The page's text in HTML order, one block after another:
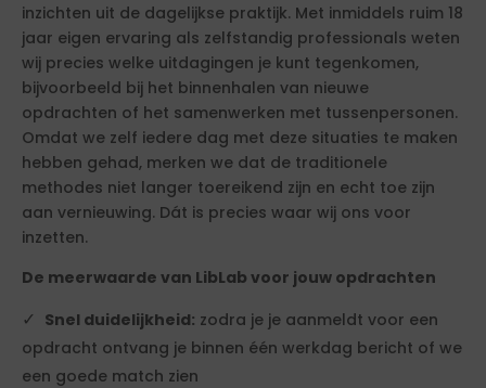
inzichten uit de dagelijkse praktijk. Met inmiddels ruim 18
jaar eigen ervaring als zelfstandig professionals weten
wij precies welke uitdagingen je kunt tegenkomen,
bijvoorbeeld bij het binnenhalen van nieuwe
opdrachten of het samenwerken met tussenpersonen.
Omdat we zelf iedere dag met deze situaties te maken
hebben gehad, merken we dat de traditionele
methodes niet langer toereikend zijn en echt toe zijn
aan vernieuwing. Dát is precies waar wij ons voor
inzetten.
De meerwaarde van LibLab voor jouw opdrachten
Snel duidelijkheid: zodra je je aanmeldt voor een
opdracht ontvang je binnen één werkdag bericht of we
een goede match zien